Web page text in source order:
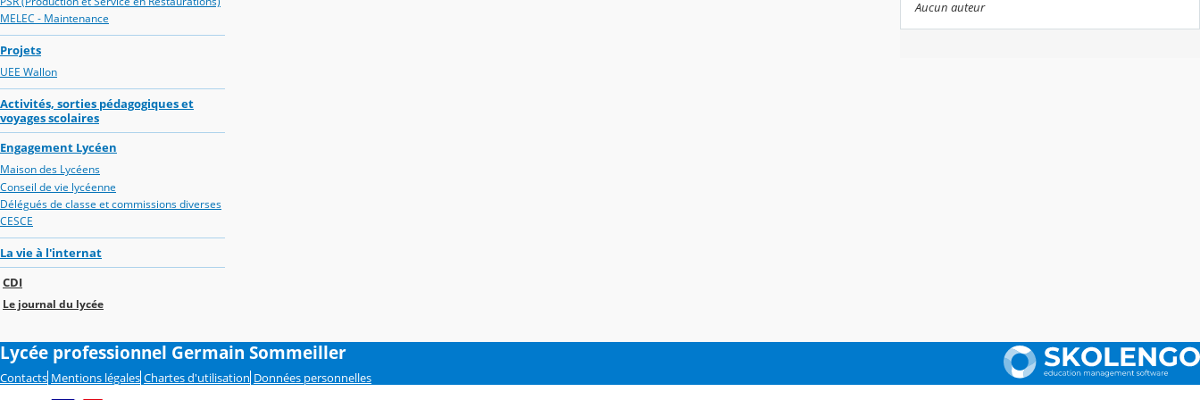
MELEC - Maintenance
Projets
UEE Wallon
Activités, sorties pédagogiques et
voyages scolaires
Engagement Lycéen
Maison des Lycéens
Conseil de vie lycéenne
Délégués de classe et commissions diverses
CESCE
La vie à l'internat
CDI
Le journal du lycée
Aucun auteur
Lycée professionnel Germain Sommeiller
Contacts Mentions légales Chartes d'utilisation Données personnelles